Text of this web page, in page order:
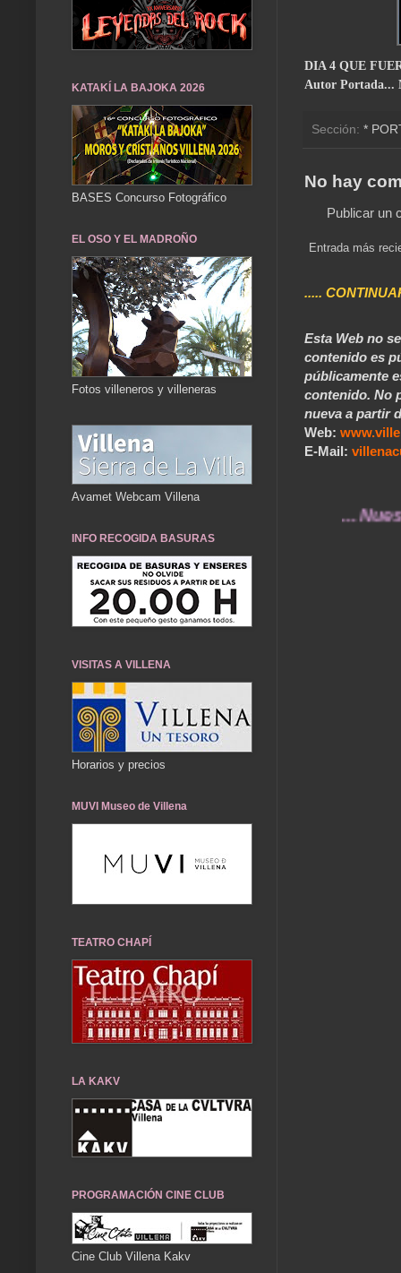
DIA 4 QUE
Autor Portada...
Sección: *
No hay
Publicar un
Entrada más
.....
Esta Web no
contenido es
públicamente
contenido. No
nueva a partir
Web:
E-Mail:
... Nuestros
KATAKÍ LA BAJOKA 2026
BASES Concurso Fotográfico
EL OSO Y EL MADROÑO
Fotos villeneros y villeneras
Avamet Webcam Villena
INFO RECOGIDA BASURAS
VISITAS A VILLENA
Horarios y precios
MUVI Museo de Villena
TEATRO CHAPÍ
LA KAKV
PROGRAMACIÓN CINE CLUB
Cine Club Villena Kakv